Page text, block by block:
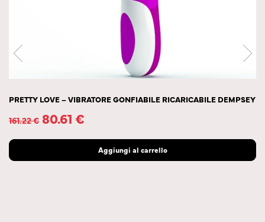
PRETTY LOVE – VIBRATORE GONFIABILE RICARICABILE DEMPSEY
161.22€ 80.61 €
Aggiungi al carrello